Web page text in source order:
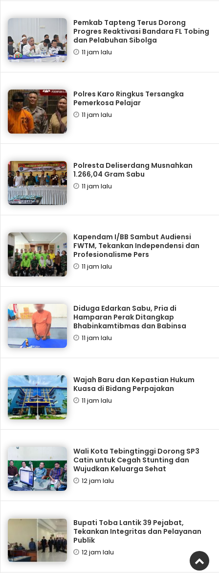
Pemkab Tapteng Terus Dorong
Progres Reaktivasi Bandara FL Tobing
dan Pelabuhan Sibolga
11 jam lalu
Polres Karo Ringkus Tersangka
Pemerkosa Pelajar
11 jam lalu
Polresta Deliserdang Musnahkan
1.266,04 Gram Sabu
11 jam lalu
Kapendam I/BB Sambut Audiensi
FWTM, Tekankan Independensi dan
Profesionalisme Pers
11 jam lalu
Diduga Edarkan Sabu, Pria di
Hamparan Perak Ditangkap
Bhabinkamtibmas dan Babinsa
11 jam lalu
Wajah Baru dan Kepastian Hukum
Kuasa di Bidang Perpajakan
11 jam lalu
Wali Kota Tebingtinggi Dorong SP3
Catin untuk Cegah Stunting dan
Wujudkan Keluarga Sehat
12 jam lalu
Bupati Toba Lantik 39 Pejabat,
Tekankan Integritas dan Pelayanan
Publik
12 jam lalu